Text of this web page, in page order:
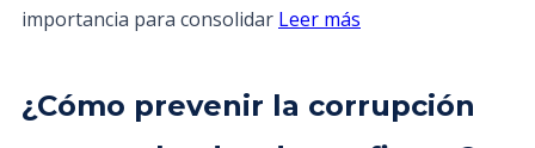
importancia para consolidar Leer más
¿Cómo prevenir la corrupción